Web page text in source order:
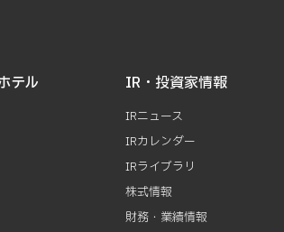
テル IR・投資家情報
IRニュース
IRカレンダー
IRライブラリ
株式情報
財務・業績情報